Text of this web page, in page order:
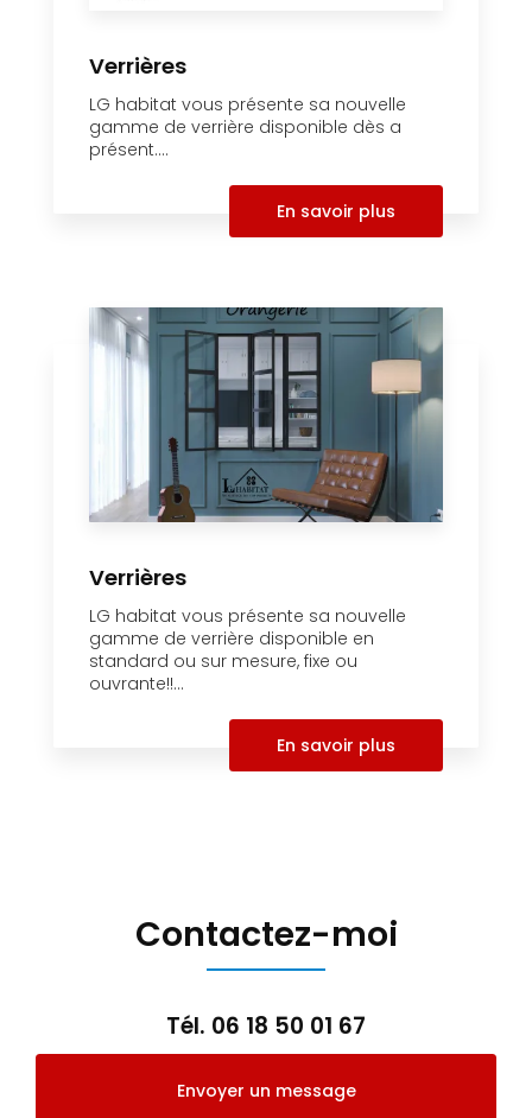
Verrières
LG habitat vous présente sa nouvelle
gamme de verrière disponible dès a
présent....
En savoir plus
Verrières
LG habitat vous présente sa nouvelle
gamme de verrière disponible en
standard ou sur mesure, fixe ou
ouvrante!!...
En savoir plus
Contactez-moi
Tél. 06 18 50 01 67
Envoyer un message